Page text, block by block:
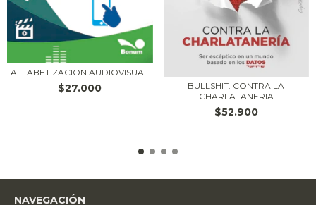
ALFABETIZACION AUDIOVISUAL
$27.000
BULLSHIT. CONTRA LA
CHARLATANERIA
$52.900
NAVEGACIÓN